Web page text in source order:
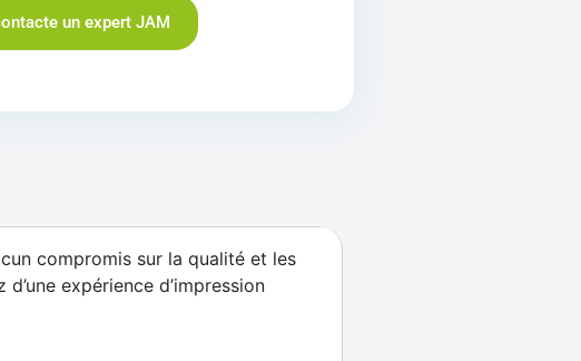
un expert JAM
compromis sur la qualité et les
expérience d’impression